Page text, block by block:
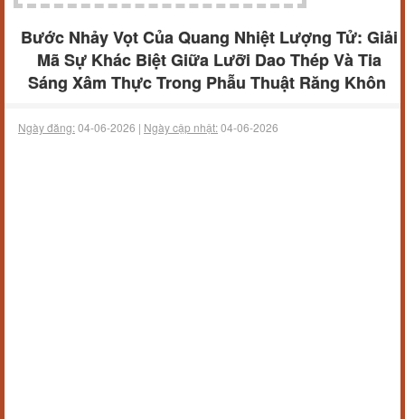
Bước Nhảy Vọt Của Quang Nhiệt Lượng Tử: Giải
Mã Sự Khác Biệt Giữa Lưỡi Dao Thép Và Tia
Sáng Xâm Thực Trong Phẫu Thuật Răng Khôn
Ngày đăng:04-06-2026 | Ngày cập nhật:04-06-2026